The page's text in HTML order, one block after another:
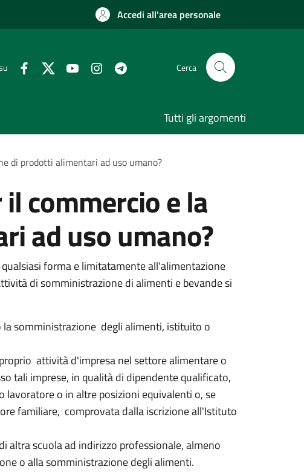
Accedi all'area personale
Cerca
Tutti gli argomenti
di prodotti alimentari ad uso umano?
commercio e la
ad uso umano?
forma e limitatamente all'alimentazione
di somministrazione di alimenti e bevande si
la somministrazione degli alimenti, istituito o
attività d'impresa nel settore alimentare o
tali imprese, in qualità di dipendente qualificato,
o in altre posizioni equivalenti o, se
familiare, comprovata dalla iscrizione all'Istituto
altra scuola ad indirizzo professionale, almeno
o alla somministrazione degli alimenti.